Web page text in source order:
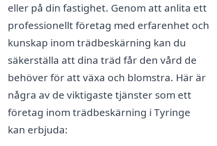
eller på din fastighet. Genom att anlita ett
professionellt företag med erfarenhet och
kunskap inom trädbeskärning kan du
säkerställa att dina träd får den vård de
behöver för att växa och blomstra. Här är
några av de viktigaste tjänster som ett
företag inom trädbeskärning i Tyringe
kan erbjuda: